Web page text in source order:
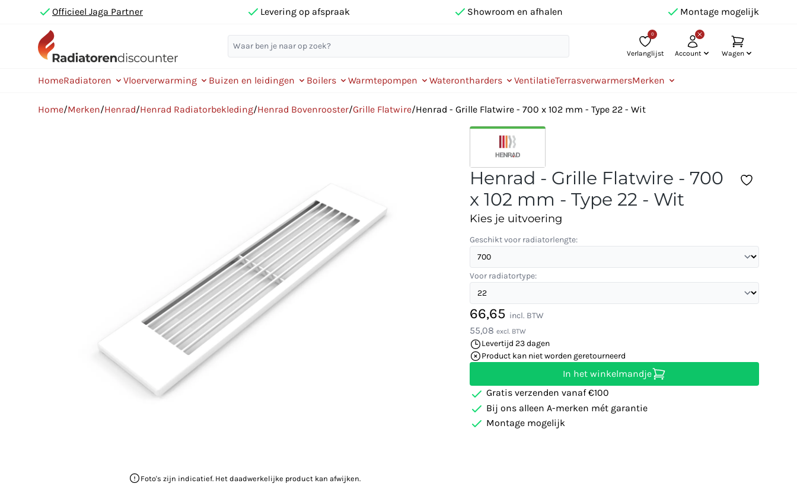
Officieel Jaga Partner Levering op afspraak Showroom en afhalen Montage mogelijk
0
Verlanglijst Account Wagen
HomeRadiatoren Vloerverwarming Buizen en leidingen Boilers Warmtepompen Waterontharders VentilatieTerrasverwarmersMerken
Home/Merken/Henrad/Henrad Radiatorbekleding/Henrad Bovenrooster/Grille Flatwire/Henrad - Grille Flatwire - 700 x 102 mm - Type 22 - Wit
Foto's zijn indicatief. Het daadwerkelijke product kan afwijken.
Henrad - Grille Flatwire - 700
x 102 mm - Type 22 - Wit
Kies je uitvoering
Geschikt voor radiatorlengte:
Voor radiatortype:
66,65 incl. BTW
55,08 excl. BTW
Levertijd 23 dagen
Product kan niet worden geretourneerd
In het winkelmandje
Gratis verzenden vanaf €100
Bij ons alleen A-merken mét garantie
Montage mogelijk